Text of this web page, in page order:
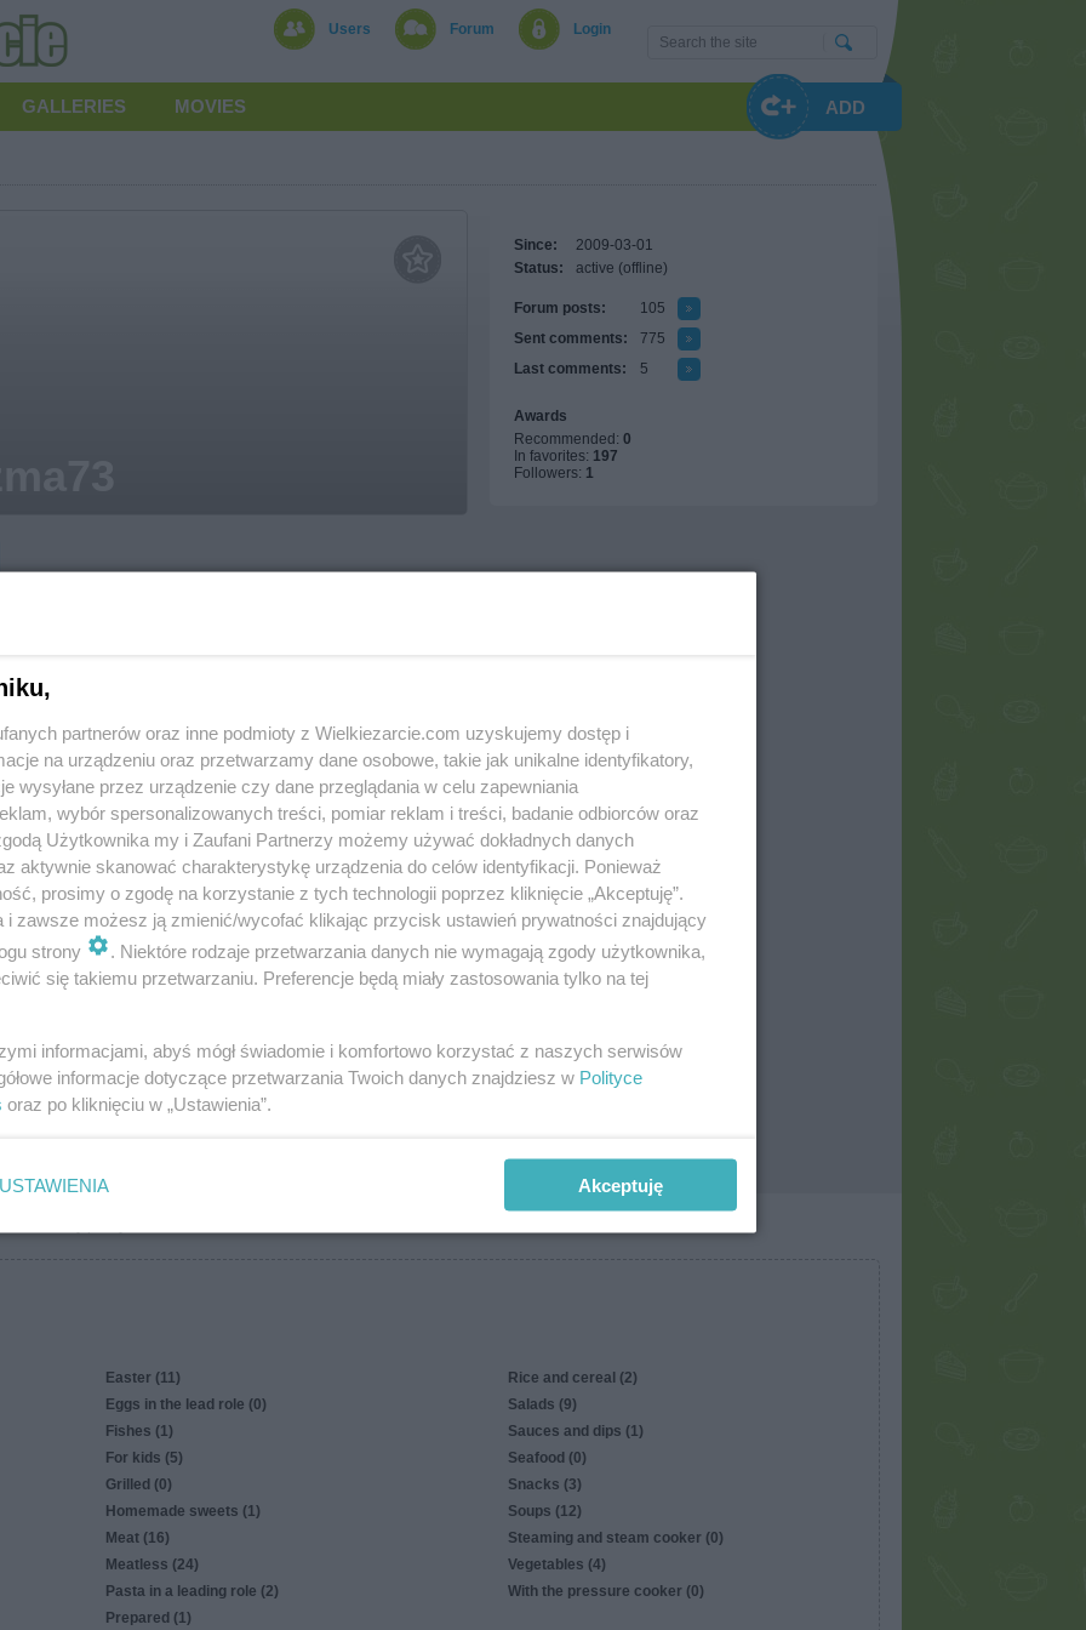
Users Forum Login
GALLERIES MOVIES ADD
z płatkami
owsianymi
10.9k 14 0
Sałatka
kurczak,por,jabłko,ogórek,ryż
8.8k 14 0
Izma73
ślimaczki
5.1k 7 0
Orzeszki orzechowe
8.1k 23 0
Izma73
Since:
2009-03-01
Status:
active (offline)
Forum posts:
105
Sent comments:
775
Last comments:
5
Awards
Recommended: 0
In favorites: 197
Followers: 1
Easter (11)
Eggs in the lead role (0)
Fishes (1)
For kids (5)
Grilled (0)
Homemade sweets (1)
Meat (16)
Meatless (24)
Pasta in a leading role (2)
Prepared (1)
Rice and cereal (2)
Salads (9)
Sauces and dips (1)
Seafood (0)
Snacks (3)
Soups (12)
Steaming and steam cooker (0)
Vegetables (4)
With the pressure cooker (0)
partnerów oraz inne podmioty z Wielkiezarcie.com uzyskujemy dostęp i
na urządzeniu oraz przetwarzamy dane osobowe, takie jak unikalne identyfikatory,
wysyłane przez urządzenie czy dane przeglądania w celu zapewniania
wybór spersonalizowanych treści, pomiar reklam i treści, badanie odbiorców oraz
Użytkownika my i Zaufani Partnerzy możemy używać dokładnych danych
aktywnie skanować charakterystykę urządzenia do celów identyfikacji. Ponieważ
prosimy o zgodę na korzystanie z tych technologii poprzez kliknięcie „Akceptuję”.
i zawsze możesz ją zmienić/wycofać klikając przycisk ustawień prywatności znajdujący
strony
. Niektóre rodzaje przetwarzania danych nie wymagają zgody użytkownika,
się takiemu przetwarzaniu. Preferencje będą miały zastosowania tylko na tej
informacjami, abyś mógł świadomie i komfortowo korzystać z naszych serwisów
informacje dotyczące przetwarzania Twoich danych znajdziesz w Polityce
oraz po kliknięciu w „Ustawienia”.
USTAWIENIA Akceptuję